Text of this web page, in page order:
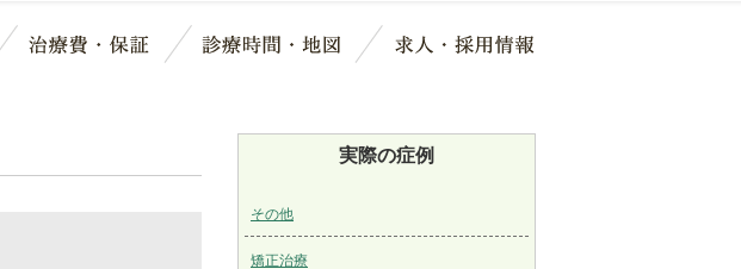
治療メニュー 治療費・保証 診療時間・地図
実際の症例
その他
矯正治療